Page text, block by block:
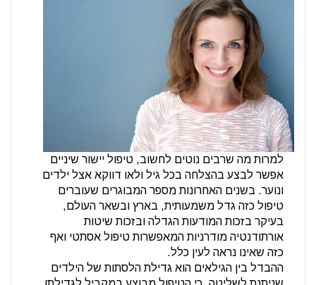
למרות מה שרבים נוטים לחשוב, טיפול יישור שיניים
אפשר לבצע בהצלחה בכל גיל ולאו דווקא אצל ילדים
ונוער. בשנים האחרונות מספר המבוגרים שעוברים
טיפול כזה גדל משמעותית, בארץ ובשאר העולם,
בעיקר בזכות המודעות הגדלה ובזכות שיטות
אורתודנטיה מודרניות המאפשרות טיפול אסתטי ואף
כזה שאינו נראה לעין כלל.
ההבדל בין הגילאים הוא גדילת הלסתות של הילדים